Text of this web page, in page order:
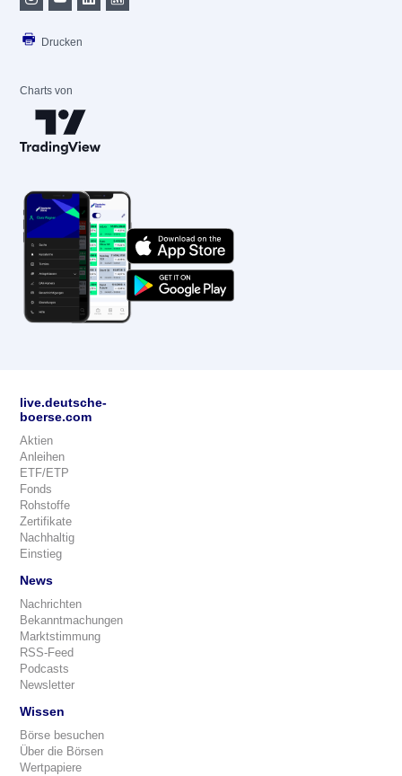
Drucken
Charts von
live.deutsche-
boerse.com
Aktien
Anleihen
ETF/ETP
Fonds
Rohstoffe
Zertifikate
Nachhaltig
Einstieg
News
Nachrichten
Bekanntmachungen
Marktstimmung
RSS-Feed
Podcasts
Newsletter
Wissen
Börse besuchen
Über die Börsen
Wertpapiere